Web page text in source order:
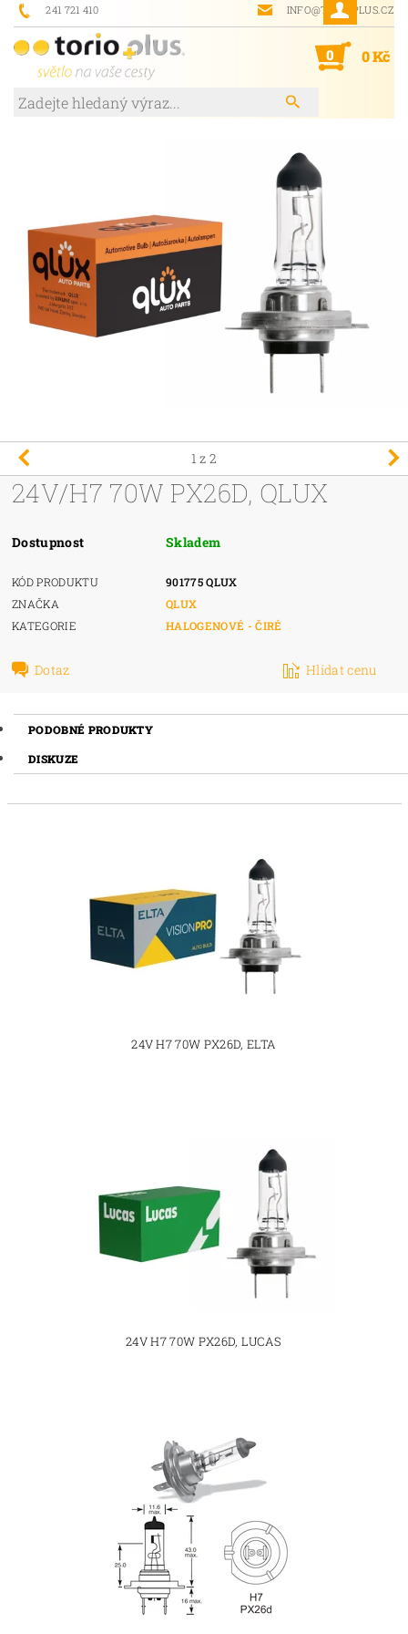
241 721 410 INFO@TORIOPLUS.CZ
0 0 Kč
1 z 2
24V/H7 70W PX26D, QLUX
Dostupnost Skladem
KÓD PRODUKTU
901775 QLUX
ZNAČKA
QLUX
KATEGORIE
HALOGENOVÉ - ČIRÉ
Dotaz Hlídat cenu
PODOBNÉ PRODUKTY
DISKUZE
24V H7 70W PX26D, ELTA
24V H7 70W PX26D, LUCAS